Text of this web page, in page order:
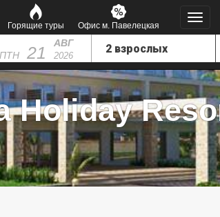
Горящие туры Офис м. Павелецкая
ПТН 21 АВГ
2026
Holiday